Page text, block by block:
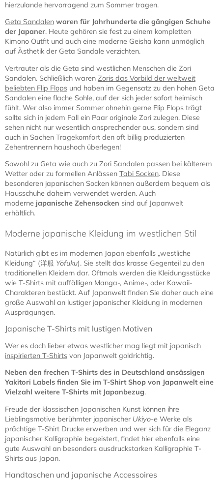
hierzulande hervorragend zum Sommer tragen.
Geta Sandalen waren für Jahrhunderte die gängigen Schuhe
der Japaner. Heute gehören sie fest zu einem kompletten
Kimono Outfit und auch eine moderne Geisha kann unmöglich
auf Ästhetik der Geta Sandale verzichten.
Vertrauter als die Geta sind westlichen Menschen die Zori
Sandalen. Schließlich waren Zoris das Vorbild der weltweit
beliebten Flip Flops und haben im Gegensatz zu den hohen Geta
Sandalen eine flache Sohle, auf der sich jeder sofort heimisch
fühlt. Wer also immer Sommer ohnehin gerne Flip Flops trägt
sollte sich in jedem Fall ein Paar originale Zori zulegen. Diese
sehen nicht nur wesentlich ansprechender aus, sondern sind
auch in Sachen Tragekomfort den oft billig produzierten
Zehentrennern haushoch überlegen!
Sowohl zu Geta wie auch zu Zori Sandalen passen bei kälterem
Wetter oder zu formellen Anlässen Tabi Socken. Diese
besonderen japanischen Socken können außerdem bequem als
Hausschuhe daheim verwendet werden. Auch
moderne japanische Zehensocken sind auf Japanwelt
erhältlich.
Moderne japanische Kleidung im westlichen Stil
Natürlich gibt es im modernen Japan ebenfalls „westliche
Kleidung“ (洋服 Yōfuku). Sie stellt das krasse Gegenteil zu den
traditionellen Kleidern dar. Oftmals werden die Kleidungsstücke
wie T-Shirts mit auffälligen Manga-, Anime-, oder Kawaii-
Charakteren bestückt. Auf Japanwelt finden Sie daher auch eine
große Auswahl an lustiger japanischer Kleidung in modernen
Ausprägungen.
Japanische T-Shirts mit lustigen Motiven
Wer es doch lieber etwas westlicher mag liegt mit japanisch
inspirierten T-Shirts von Japanwelt goldrichtig.
Neben den frechen T-Shirts des in Deutschland ansässigen
Yakitori Labels finden Sie im T-Shirt Shop von Japanwelt eine
Vielzahl weitere T-Shirts mit Japanbezug.
Freude der klassischen Japanischen Kunst können ihre
Lieblingsmotive berühmter japanischer Ukiyo-e Werke als
prächtige T-Shirt Drucke erwerben und wer sich für die Eleganz
japanischer Kalligraphie begeistert, findet hier ebenfalls eine
gute Auswahl an besonders ausdruckstarken Kalligraphie T-
Shirts aus Japan.
Handtaschen und japanische Accessoires